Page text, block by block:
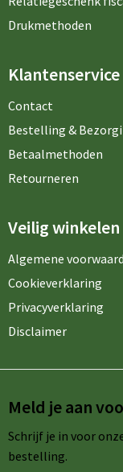
Drukmethoden
Klantenservice
Contact
Bestelling &
Betaalmethoden
Retourneren
Veilig winkelen
Algemene
Cookieverklaring
Privacyverklaring
Disclaimer
Meld je aan
Schrijf je in voor
bestelling.